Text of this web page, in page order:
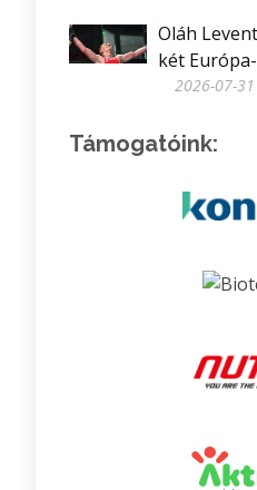
Oláh
két
2026-07-31
Támogatóink: